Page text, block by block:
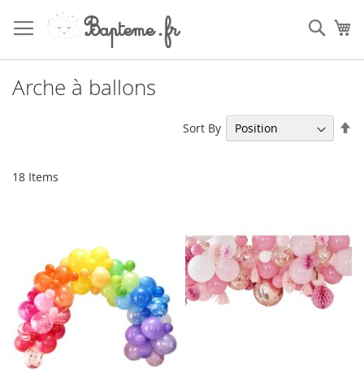
to
Content
Arche à ballons
18 Items
Sort By